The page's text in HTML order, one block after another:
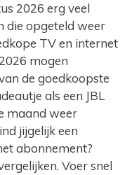
2026 erg veel
die opgeteld weer
TV en internet
mogen
de goedkoopste
als een JBL
maand weer
jijgelijk een
abonnement?
Voer snel